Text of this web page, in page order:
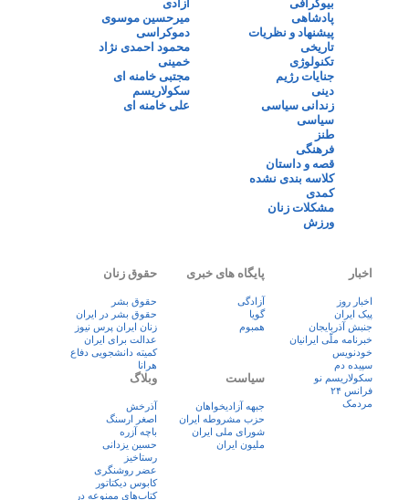
بیوگرافی
پادشاهی
پیشنهاد و نظریات
تاریخی
تکنولوژی
جنایات رژیم
دینی
زندانی سیاسی
سیاسی
طنز
فرهنگی
قصه و داستان
کلاسه بندی نشده
کمدی
مشکلات زنان
ورزش
آزادی
میرحسین موسوی
دموکراسی
محمود احمدی نژاد
خمینی
مجتبی خامنه ای
سکولاریسم
علی خامنه ای
اخبار
اخبار روز
پيک ايران
جنبش آذربایجان
خبرنامه ملّی ایرانیان
خودنویس
سپیده دم
سکولاریسم نو
فرانس ۲۴
مردمک
پایگاه های خبری
آزادگی
گویا
همبوم
حقوق زنان
حقوق بشر
حقوق بشر در ایران
زنان ايران پرس نيوز
عدالت برای ایران
کمیته دانشجویی دفاع
هرانا
سیاست
جبهه آزادیخواهان
حزب مشروطه ایران
شورای ملی ایران
ملیون ایران
وبلاگ
آذرخش
اصغر ارسنگ
باچه آزره
حسین یزدانی
رستاخیز
عضر روشنگری
کابوس دیکتاتور
کتاب‌های ممنوعه در